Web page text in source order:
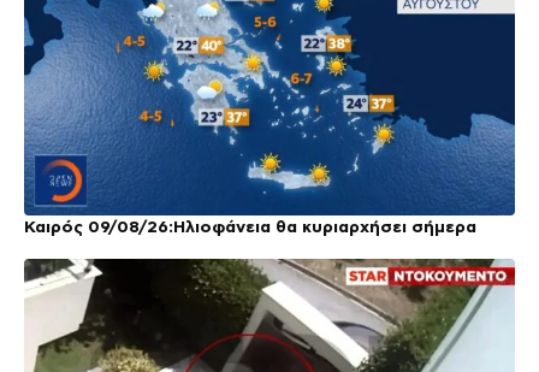
Καιρός 09/08/26:Ηλιοφάνεια θα κυριαρχήσει σήμερα